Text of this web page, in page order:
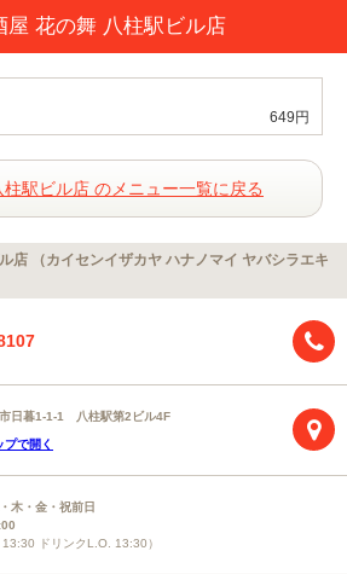
屋 花の舞 八柱駅ビル店
649円
駅ビル店 のメニュー一覧に戻る
店 （カイセンイザカヤ ハナノマイ ヤバシラエキ
日暮1-1-1 八柱駅第2ビル4F
で開く
木・金・祝前日
13:30 ドリンクL.O. 13:30）